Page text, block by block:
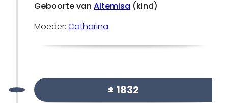
Geboorte vanAltemisa (kind)
Moeder:Catharina
± 1832